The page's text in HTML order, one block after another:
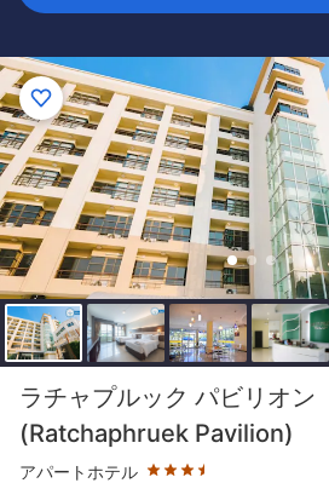
ラチャプルック パビリオン
(Ratchaphruek Pavilion)
アパートホテル
星評価 3.5つ星